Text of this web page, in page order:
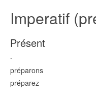
Imperatif
Présent
-
préparons
préparez